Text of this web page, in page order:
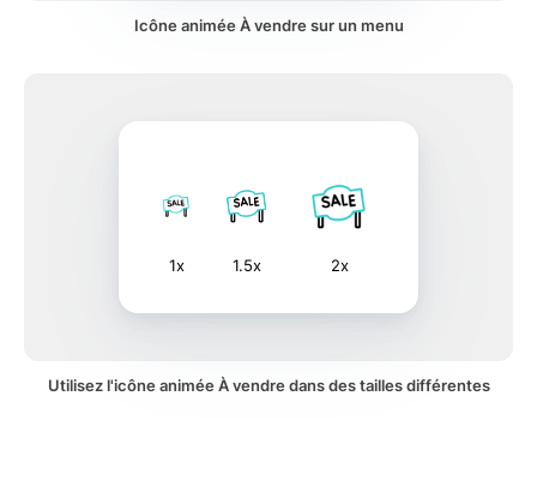
Icône animée À vendre sur un menu
1x 1.5x 2x
Utilisez l'icône animée À vendre dans des tailles différentes